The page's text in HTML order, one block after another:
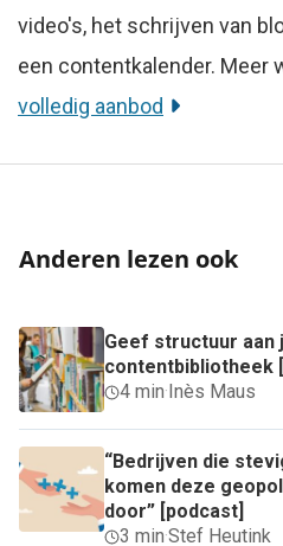
video's, het schrijven van
een contentkalender. Meer
volledig aanbod
Anderen lezen ook
Geef structuur aan
contentbibliotheek
4 min· Inès Maus
“Bedrijven die
komen deze
door” [podcast]
3 min·Stef Heutink